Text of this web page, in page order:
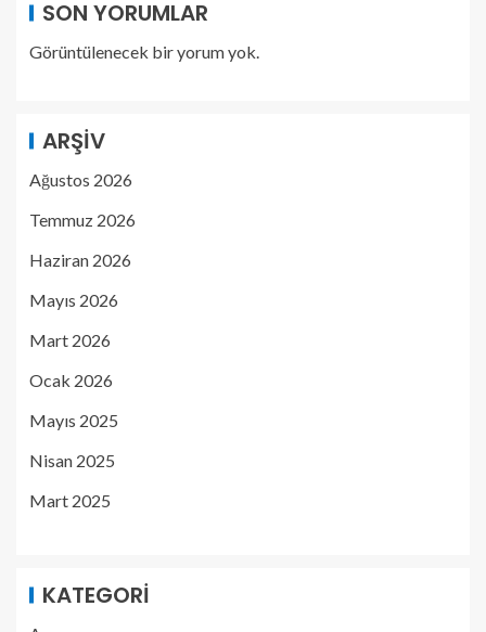
SON YORUMLAR
Görüntülenecek bir yorum yok.
ARŞIV
Ağustos 2026
Temmuz 2026
Haziran 2026
Mayıs 2026
Mart 2026
Ocak 2026
Mayıs 2025
Nisan 2025
Mart 2025
KATEGORI